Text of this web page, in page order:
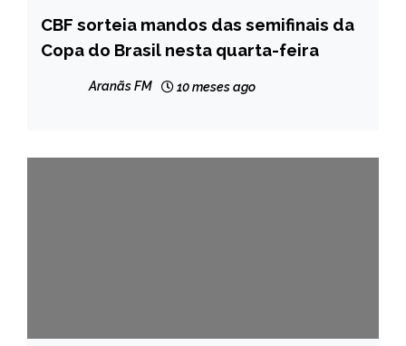
ESPORTES
CBF sorteia mandos das semifinais da
Copa do Brasil nesta quarta-feira
Aranãs FM 10 meses ago